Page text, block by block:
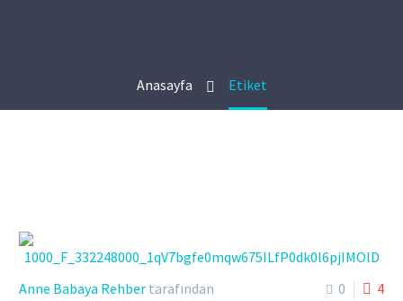
Anasayfa Etiket
0 4
Anne Babaya Rehber tarafından